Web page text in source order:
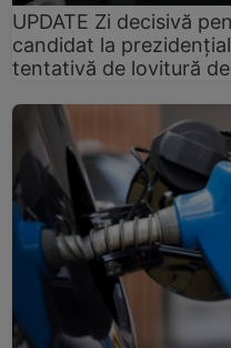
UPDATE Zi decisivă
candidat la
tentativă de lovitură